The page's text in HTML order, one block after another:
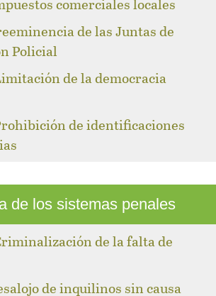
de las Juntas de
Policial
de la democracia
de identificaciones
de los sistemas penales
de la falta de
de inquilinos sin causa